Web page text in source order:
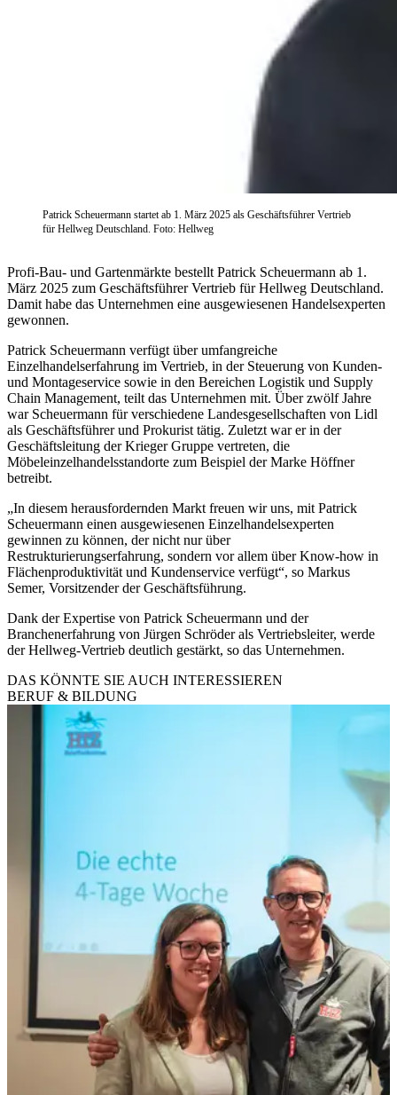
Patrick Scheuermann startet ab 1. März 2025 als Geschäftsführer Vertrieb
für Hellweg Deutschland. Foto: Hellweg
Profi-Bau- und Gartenmärkte bestellt Patrick Scheuermann ab 1.
März 2025 zum Geschäftsführer Vertrieb für Hellweg Deutschland.
Damit habe das Unternehmen eine ausgewiesenen Handelsexperten
gewonnen.
Patrick Scheuermann verfügt über umfangreiche
Einzelhandelserfahrung im Vertrieb, in der Steuerung von Kunden-
und Montageservice sowie in den Bereichen Logistik und Supply
Chain Management, teilt das Unternehmen mit. Über zwölf Jahre
war Scheuermann für verschiedene Landesgesellschaften von Lidl
als Geschäftsführer und Prokurist tätig. Zuletzt war er in der
Geschäftsleitung der Krieger Gruppe vertreten, die
Möbeleinzelhandelsstandorte zum Beispiel der Marke Höffner
betreibt.
„In diesem herausfordernden Markt freuen wir uns, mit Patrick
Scheuermann einen ausgewiesenen Einzelhandelsexperten
gewinnen zu können, der nicht nur über
Restrukturierungserfahrung, sondern vor allem über Know-how in
Flächenproduktivität und Kundenservice verfügt“, so Markus
Semer, Vorsitzender der Geschäftsführung.
Dank der Expertise von Patrick Scheuermann und der
Branchenerfahrung von Jürgen Schröder als Vertriebsleiter, werde
der Hellweg-Vertrieb deutlich gestärkt, so das Unternehmen.
DAS KÖNNTE SIE AUCH INTERESSIEREN
BERUF & BILDUNG